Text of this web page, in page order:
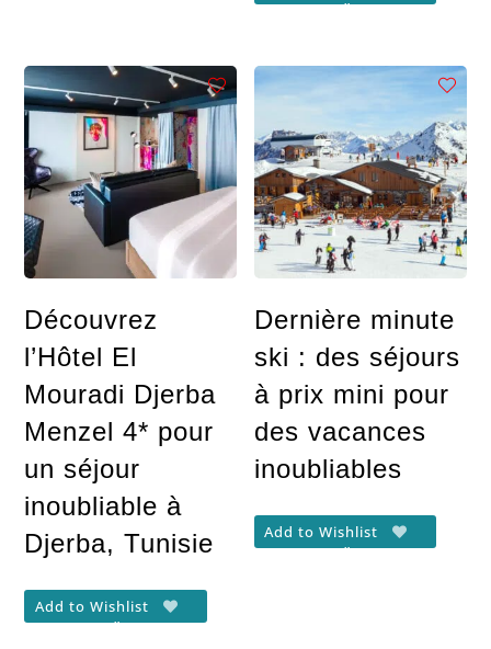
Découvrez
l’Hôtel El
Mouradi Djerba
Menzel 4* pour
un séjour
inoubliable à
Djerba, Tunisie
Add to Wishlist
Dernière minute
ski : des séjours
à prix mini pour
des vacances
inoubliables
Add to Wishlist